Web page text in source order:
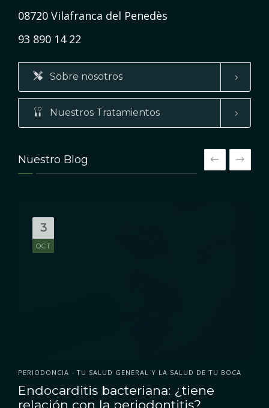
08720 Vilafranca del Penedès
93 890 14 22
Sobre nosotros
Nuestros Tratamientos
Nuestro Blog
3
OCT
PERIODONCIA • TU SALUD GENERAL Y LA SALUD DE TU BOCA
Endocarditis bacteriana: ¿tiene
relación con la periodontitis?